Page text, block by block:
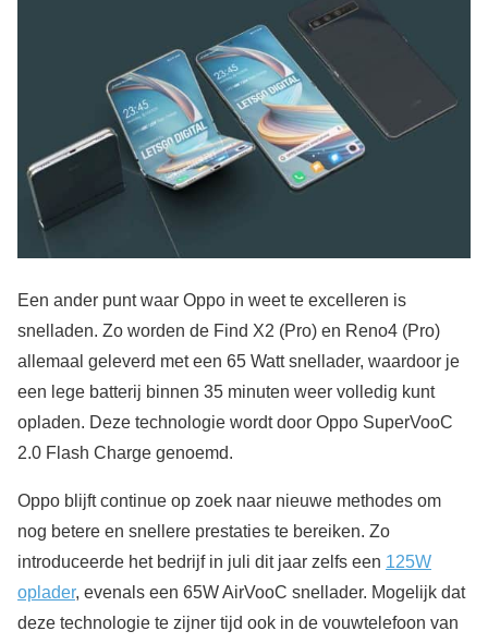
Een ander punt waar Oppo in weet te excelleren is
snelladen. Zo worden de Find X2 (Pro) en Reno4 (Pro)
allemaal geleverd met een 65 Watt snellader, waardoor je
een lege batterij binnen 35 minuten weer volledig kunt
opladen. Deze technologie wordt door Oppo SuperVooC
2.0 Flash Charge genoemd.
Oppo blijft continue op zoek naar nieuwe methodes om
nog betere en snellere prestaties te bereiken. Zo
introduceerde het bedrijf in juli dit jaar zelfs een 125W
oplader, evenals een 65W AirVooC snellader. Mogelijk dat
deze technologie te zijner tijd ook in de vouwtelefoon van